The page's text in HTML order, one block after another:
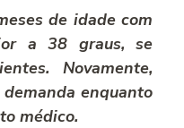
de idade com
a 38 graus, se
Novamente,
enquanto
médico.